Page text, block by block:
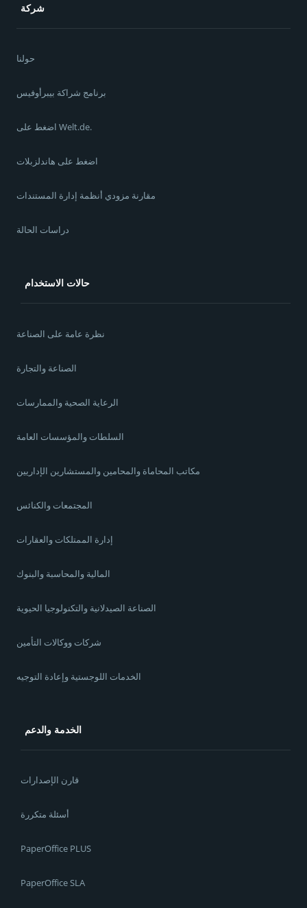
شركة
حولنا
برنامج شراكة بيبرأوفيس
اضغط على Welt.de.
اضغط على هاندلزبلات
مقارنة مزودي أنظمة إدارة المستندات
دراسات الحالة
حالات الاستخدام
نظرة عامة على الصناعة
الصناعة والتجارة
الرعاية الصحية والممارسات
السلطات والمؤسسات العامة
مكاتب المحاماة والمحامين والمستشارين الإداريين
المجتمعات والكنائس
إدارة الممتلكات والعقارات
المالية والمحاسبة والبنوك
الصناعة الصيدلانية والتكنولوجيا الحيوية
شركات ووكالات التأمين
الخدمات اللوجستية وإعادة التوجيه
الخدمة والدعم
قارن الإصدارات
أسئلة متكررة
PaperOffice PLUS
PaperOffice SLA